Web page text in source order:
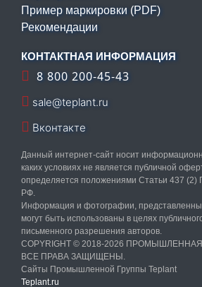
Пример маркировки (PDF)
Рекомендации
КОНТАКТНАЯ ИНФОРМАЦИЯ
8 800 200-45-43
sale@teplant.ru
Вконтакте
Данный интернет-сайт носит
каких условиях не является публичной
определяется положениями Статьи 437 (2)
РФ.
Информация и фотографии,
могут быть использованы в целях
письменного разрешения авторов.
COPYRIGHT © 2018-2026
ВСЕ ПРАВА ЗАЩИЩЕНЫ.
Сайты Промышленной Группы Teplant
Teplant.ru